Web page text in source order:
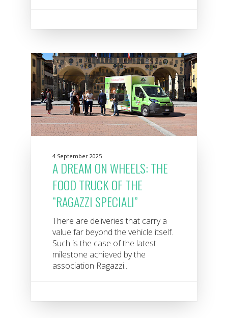
4 September 2025
A DREAM ON WHEELS: THE
FOOD TRUCK OF THE
“RAGAZZI SPECIALI”
There are deliveries that carry a
value far beyond the vehicle itself.
Such is the case of the latest
milestone achieved by the
association Ragazzi...